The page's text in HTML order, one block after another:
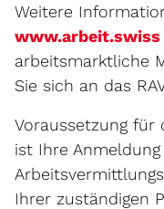
Weitere
www.arbeit.swiss
arbeitsmarktliche
Sie sich an das
Voraussetzung für
ist Ihre
Ihrer zuständigen